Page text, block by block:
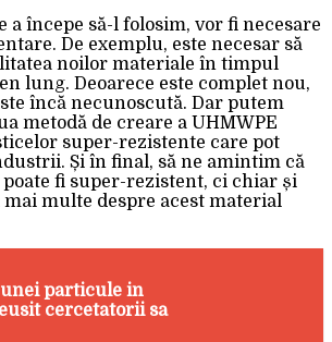
a începe să-l folosim, vor fi necesare
De exemplu, este necesar să
noilor materiale în timpul
lung. Deoarece este complet nou,
încă necunoscută. Dar putem
metodă de creare a UHMWPE
super-rezistente care pot
Și în final, să ne amintim că
fi super-rezistent, ci chiar și
multe despre acest material
particule in
cercetatorii sa